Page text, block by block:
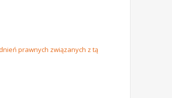
prawnych związanych z tą